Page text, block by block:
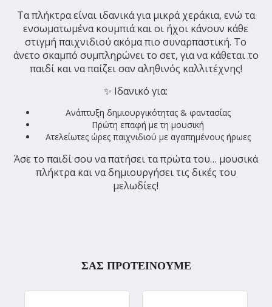
Τα πλήκτρα είναι ιδανικά για μικρά χεράκια, ενώ τα
ενσωματωμένα κουμπιά και οι ήχοι κάνουν κάθε
στιγμή παιχνιδιού ακόμα πιο συναρπαστική. Το
άνετο σκαμπό συμπληρώνει το σετ, για να κάθεται το
παιδί και να παίζει σαν αληθινός καλλιτέχνης!
✨ Ιδανικό για:
Ανάπτυξη δημιουργικότητας & φαντασίας
Πρώτη επαφή με τη μουσική
Ατελείωτες ώρες παιχνιδιού με αγαπημένους ήρωες
Άσε το παιδί σου να πατήσει τα πρώτα του… μουσικά
πλήκτρα και να δημιουργήσει τις δικές του
μελωδίες!
ΣΑΣ ΠΡΟΤΕΙΝΟΥΜΕ